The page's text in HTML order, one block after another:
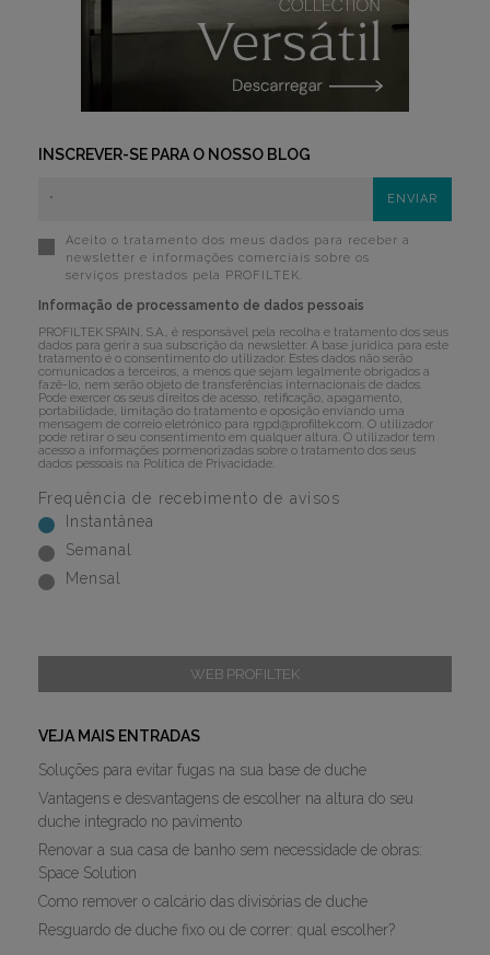
INSCREVER-SE PARA O NOSSO BLOG
Aceito o tratamento dos meus dados para receber a
newsletter e informações comerciais sobre os
serviços prestados pela PROFILTEK.
Informação de processamento de dados pessoais
PROFILTEK SPAIN, S.A., é responsável pela recolha e tratamento dos seus
dados para gerir a sua subscrição da newsletter. A base jurídica para este
tratamento é o consentimento do utilizador. Estes dados não serão
comunicados a terceiros, a menos que sejam legalmente obrigados a
fazê-lo, nem serão objeto de transferências internacionais de dados.
Pode exercer os seus direitos de acesso, retificação, apagamento,
portabilidade, limitação do tratamento e oposição enviando uma
mensagem de correio eletrónico para rgpd@profiltek.com . O utilizador
pode retirar o seu consentimento em qualquer altura. O utilizador tem
acesso a informações pormenorizadas sobre o tratamento dos seus
dados pessoais na Política de Privacidade
Frequência de recebimento de avisos
Instantânea
Semanal
Mensal
WEB PROFILTEK
VEJA MAIS ENTRADAS
Soluções para evitar fugas na sua base de duche
Vantagens e desvantagens de escolher na altura do seu
duche integrado no pavimento
Renovar a sua casa de banho sem necessidade de obras:
Space Solution
Como remover o calcário das divisórias de duche
Resguardo de duche fixo ou de correr: qual escolher?